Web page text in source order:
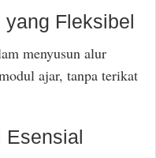
Fleksibel
menyusun alur
ajar, tanpa terikat
Esensial